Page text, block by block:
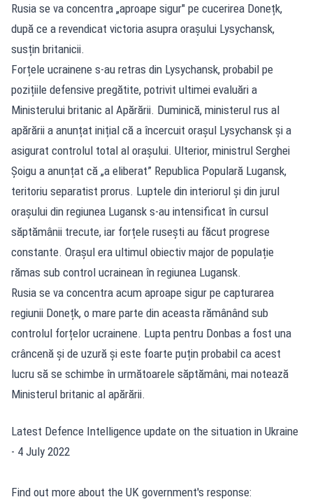
Rusia se va concentra „aproape sigur" pe cucerirea Donețk,
după ce a revendicat victoria asupra orașului Lysychansk,
susțin britanicii.
Forțele ucrainene s-au retras din Lysychansk, probabil pe
pozițiile defensive pregătite, potrivit ultimei evaluări a
Ministerului britanic al Apărării. Duminică, ministerul rus al
apărării a anunțat inițial că a încercuit orașul Lysychansk și a
asigurat controlul total al orașului. Ulterior, ministrul Serghei
Șoigu a anunțat că „a eliberat” Republica Populară Lugansk,
teritoriu separatist prorus. Luptele din interiorul și din jurul
orașului din regiunea Lugansk s-au intensificat în cursul
săptămânii trecute, iar forțele rusești au făcut progrese
constante. Orașul era ultimul obiectiv major de populație
rămas sub control ucrainean în regiunea Lugansk.
Rusia se va concentra acum aproape sigur pe capturarea
regiunii Donețk, o mare parte din aceasta rămânând sub
controlul forțelor ucrainene. Lupta pentru Donbas a fost una
crâncenă și de uzură și este foarte puțin probabil ca acest
lucru să se schimbe în următoarele săptămâni, mai notează
Ministerul britanic al apărării.
Latest Defence Intelligence update on the situation in Ukraine
- 4 July 2022
Find out more about the UK government's response: